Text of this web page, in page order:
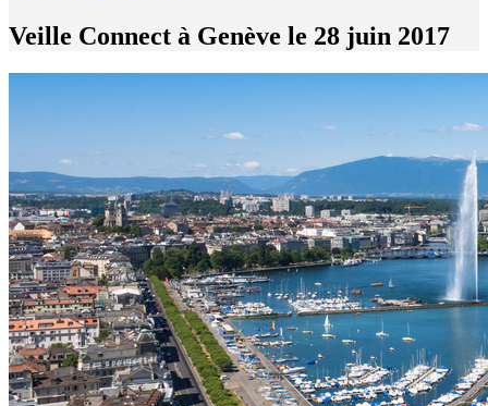
Veille Connect à Genève le 28 juin 2017